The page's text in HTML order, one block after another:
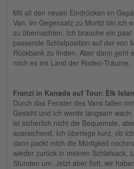
Mit all den neuen Eindrücken im
Van. Im Gegensatz zu Moritz bin ich
zu übernachten. Ich brauche ein
passende Schlafposition auf der von
Rückbank zu finden. Aber dann geht
mich es ins Land der Rodeo-Träume.
Franzi in Kanada auf Tour: Elk
Durch das Fenster des Vans fallen
Gesicht und ich werde langsam
ist sicherlich nicht die Bequemste,
ausreichend. Ich überlege kurz, ob
dann packt mich die Müdigkeit
wieder zurück in meinen Schlafsack.
Stunden um. Jetzt aber flott, wir